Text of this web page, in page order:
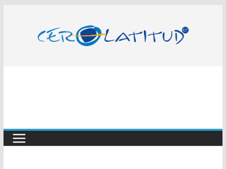
contenido